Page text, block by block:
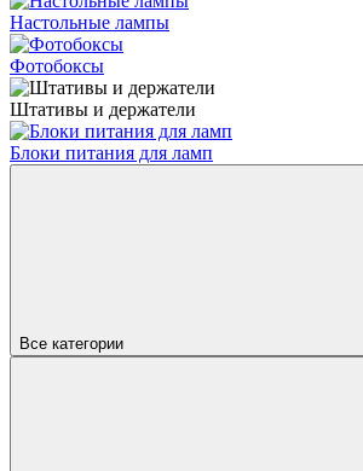
Настольные лампы
Фотобоксы
Штативы и держатели
Блоки питания для ламп
Все категории